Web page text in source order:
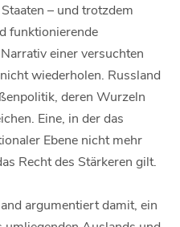
– und trotzdem
funktionierende
einer versuchten
wiederholen. Russland
deren Wurzeln
Eine, in der das
Ebene nicht mehr
Recht des Stärkeren gilt.
argumentiert damit, ein